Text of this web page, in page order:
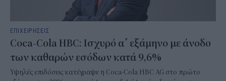
ΕΠΙΧΕΙΡΗΣΕΙΣ
Coca-Cola HBC: Ισχυρό α΄ εξάμηνο με άνοδο
των καθαρών εσόδων κατά 9,6%
Υψηλές επιδόσεις κατέγραψε η Coca-Cola HBC AG στο πρώτο